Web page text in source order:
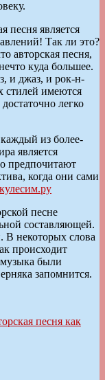
песня является
Так ли это?
авторская песня,
куда большее.
и джаз, и рок-н-
стилей имеются
легко
из более-
является
предпочитают
когда они сами
песне
составляющей.
В некоторых слова
происходит
музыка были
запомнится.
песня как